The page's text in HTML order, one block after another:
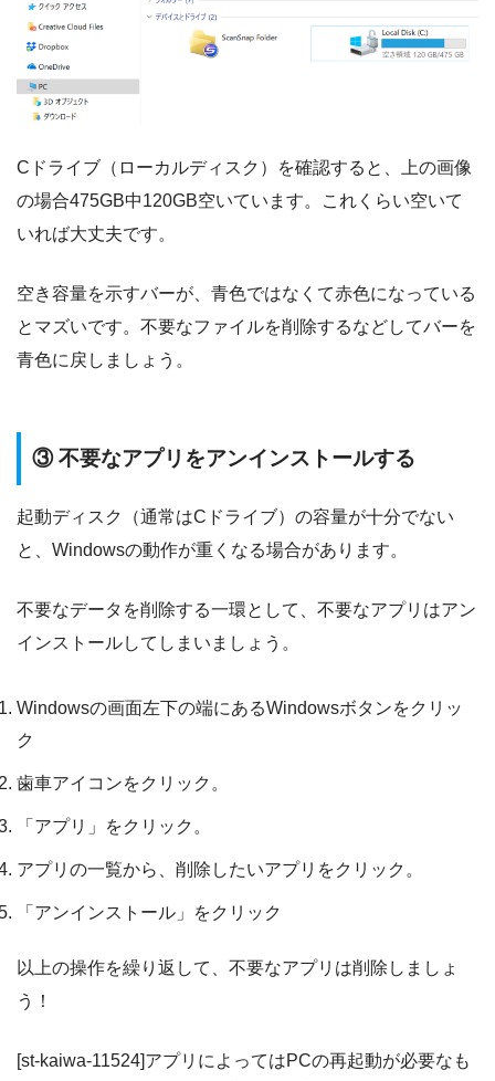
Cドライブ（ローカルディスク）を確認すると、上の画像
の場合475GB中120GB空いています。これくらい空いて
いれば大丈夫です。
空き容量を示すバーが、青色ではなくて赤色になっている
とマズいです。不要なファイルを削除するなどしてバーを
青色に戻しましょう。
③ 不要なアプリをアンインストールする
起動ディスク（通常はCドライブ）の容量が十分でない
と、Windowsの動作が重くなる場合があります。
不要なデータを削除する一環として、不要なアプリはアン
インストールしてしまいましょう。
Windowsの画面左下の端にあるWindowsボタンをクリッ
ク
歯車アイコンをクリック。
「アプリ」をクリック。
アプリの一覧から、削除したいアプリをクリック。
「アンインストール」をクリック
以上の操作を繰り返して、不要なアプリは削除しましょ
う！
[st-kaiwa-11524]アプリによってはPCの再起動が必要なも